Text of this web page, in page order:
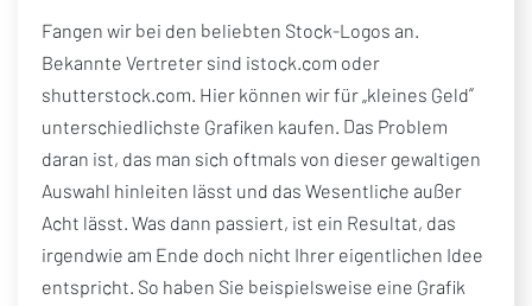
Fangen wir bei den beliebten Stock-Logos an.
Bekannte Vertreter sind istock.com oder
shutterstock.com. Hier können wir für „kleines Geld“
unterschiedlichste Grafiken kaufen. Das Problem
daran ist, das man sich oftmals von dieser gewaltigen
Auswahl hinleiten lässt und das Wesentliche außer
Acht lässt. Was dann passiert, ist ein Resultat, das
irgendwie am Ende doch nicht Ihrer eigentlichen Idee
entspricht. So haben Sie beispielsweise eine Grafik